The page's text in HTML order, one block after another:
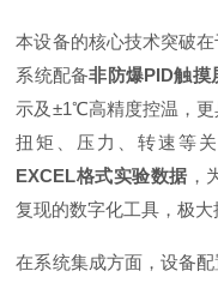
本设备的核心技术突破
系统配备非防爆PID触摸
示及±1℃高精度控温，更
扭矩、压力、转速等
EXCEL格式实验数据 ，
复现的数字化工具，极大
在系统集成方面，设备